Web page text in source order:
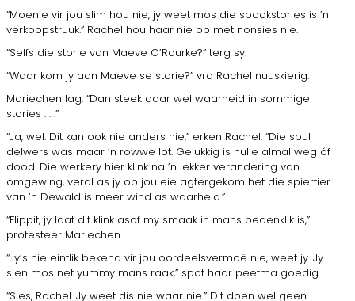
“Moenie vir jou slim hou nie, jy weet mos die spookstories is ’n
verkoopstruuk.” Rachel hou haar nie op met nonsies nie.
“Selfs die storie van Maeve O’Rourke?” terg sy.
“Waar kom jy aan Maeve se storie?” vra Rachel nuuskierig.
Mariechen lag. “Dan steek daar wel waarheid in sommige
stories . . .”
“Ja, wel. Dit kan ook nie anders nie,” erken Rachel. “Die spul
delwers was maar ’n rowwe lot. Gelukkig is hulle almal weg óf
dood. Die werkery hier klink na ’n lekker verandering van
omgewing, veral as jy op jou eie agtergekom het die spiertier
van ’n Dewald is meer wind as waarheid.”
“Flippit, jy laat dit klink asof my smaak in mans bedenklik is,”
protesteer Mariechen.
“Jy’s nie eintlik bekend vir jou oordeelsvermoë nie, weet jy. Jy
sien mos net yummy mans raak,” spot haar peetma goedig.
“Sies, Rachel. Jy weet dis nie waar nie.” Dit doen wel geen